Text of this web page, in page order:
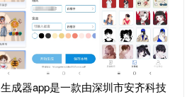
成器app是一款由深圳市安齐科技